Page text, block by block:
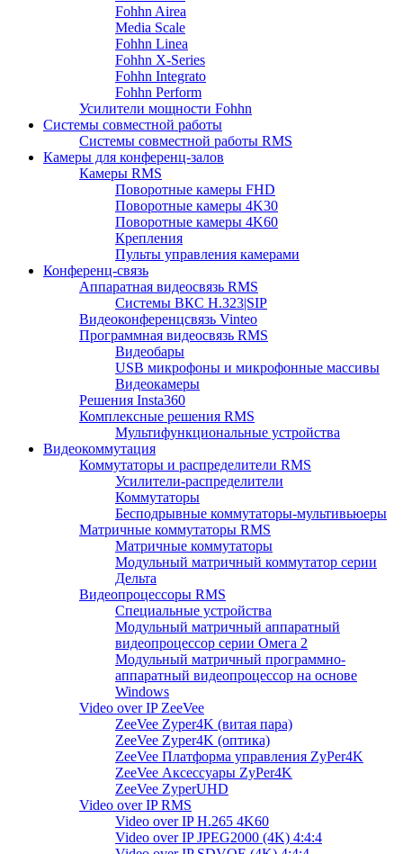
Fohhn Airea
Media Scale
Fohhn Linea
Fohhn X-Series
Fohhn Integrato
Fohhn Perform
Усилители мощности Fohhn
Системы совместной работы
Системы совместной работы RMS
Камеры для конференц-залов
Камеры RMS
Поворотные камеры FHD
Поворотные камеры 4K30
Поворотные камеры 4K60
Крепления
Пульты управления камерами
Конференц-связь
Аппаратная видеосвязь RMS
Системы ВКС H.323|SIP
Видеоконференцсвязь Vinteo
Программная видеосвязь RMS
Видеобары
USB микрофоны и микрофонные массивы
Видеокамеры
Решения Insta360
Комплексные решения RMS
Мультифункциональные устройства
Видеокоммутация
Коммутаторы и распределители RMS
Усилители-распределители
Коммутаторы
Бесподрывные коммутаторы-мультивьюеры
Матричные коммутаторы RMS
Матричные коммутаторы
Модульный матричный коммутатор серии
Дельта
Видеопроцессоры RMS
Специальные устройства
Модульный матричный аппаратный
видеопроцессор серии Омега 2
Модульный матричный программно-
аппаратный видеопроцессор на основе
Windows
Video over IP ZeeVee
ZeeVee Zyper4K (витая пара)
ZeeVee Zyper4K (оптика)
ZeeVee Платформа управления ZyPer4K
ZeeVee Аксессуары ZyPer4K
ZeeVee ZyperUHD
Video over IP RMS
Video over IP H.265 4K60
Video over IP JPEG2000 (4K) 4:4:4